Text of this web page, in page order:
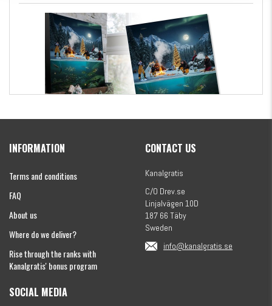
€154.86
INFORMATION
Terms and conditions
FAQ
About us
Where do we deliver?
Rise through the ranks with
Kanalgratis' bonus program
CONTACT US
Kanalgratis
C/O Drev.se
Linjalvägen 10D
187 66 Täby
Sweden
info@kanalgratis.se
SOCIAL MEDIA